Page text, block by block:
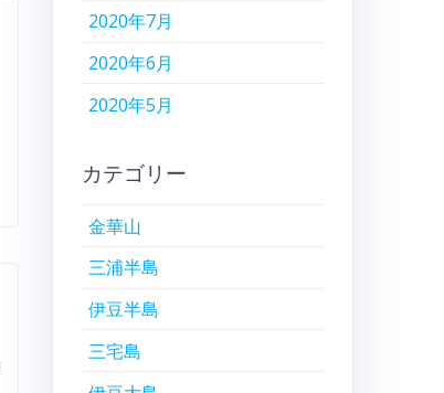
2020年7月
2020年6月
2020年5月
カテゴリー
金華山
三浦半島
伊豆半島
三宅島